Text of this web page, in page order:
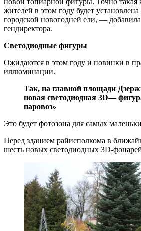
жителей в этом году будет
городской новогодней ели, — добавила
гендиректора.
Светодиодные фигуры
Ожидаются в этом году и новинки в
иллюминации.
Так, на главной площади
новая светодиодная 3D—
паровоз»
Это будет фотозона для самых
Перед зданием райисполкома в
шесть новых светодиодных 3D-